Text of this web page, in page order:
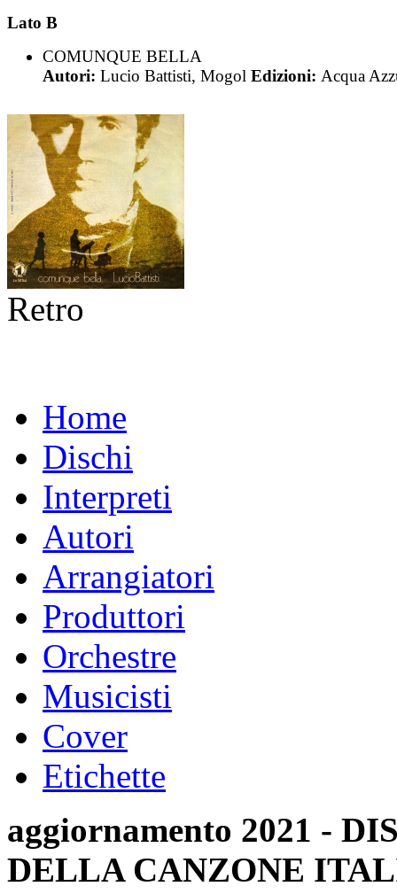
Lato B
COMUNQUE BELLA
Autori: Lucio Battisti, Mogol Edizioni: Acqua
Retro
Home
Dischi
Interpreti
Autori
Arrangiatori
Produttori
Orchestre
Musicisti
Cover
Etichette
aggiornamento 2021 -
DELLA CANZONE